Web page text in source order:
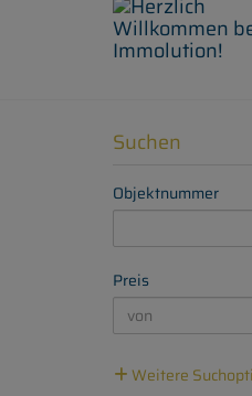
Suchen
Objektnummer
Preis
Weitere